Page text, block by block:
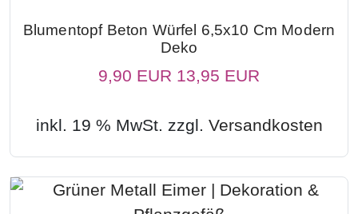
Blumentopf Beton Würfel 6,5x10 Cm Modern
Deko
9,90 EUR 13,95 EUR
inkl. 19 % MwSt. zzgl. Versandkosten